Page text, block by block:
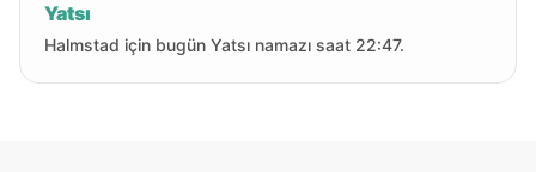
Yatsı
Halmstad için bugün Yatsı namazı saat 22:47.